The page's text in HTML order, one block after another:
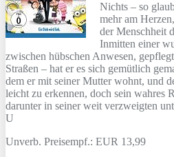
Nichts – so
mehr am
der Menschheit
Inmitten einer
zwischen hübschen Anwesen,
Straßen – hat er es sich gemütlich
dem er mit seiner Mutter wohnt, und
leicht zu erkennen, doch sein wahres
darunter in seiner weit verzweigten
U
Unverb. Preisempf.: EUR 13,99